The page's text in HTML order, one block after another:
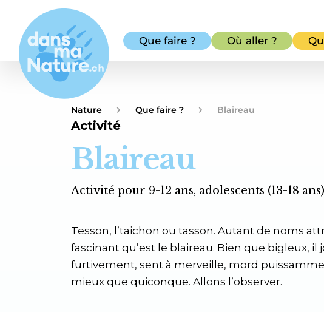
Que faire ? Où aller ?
Nature Que faire ? Blaireau
Activité
Blaireau
Activité pour 9-12 ans, adolescents (13-18
Tesson, l’taichon ou tasson. Autant de noms
fascinant qu’est le blaireau. Bien que bigleux, il
furtivement, sent à merveille, mord
mieux que quiconque. Allons l’observer.